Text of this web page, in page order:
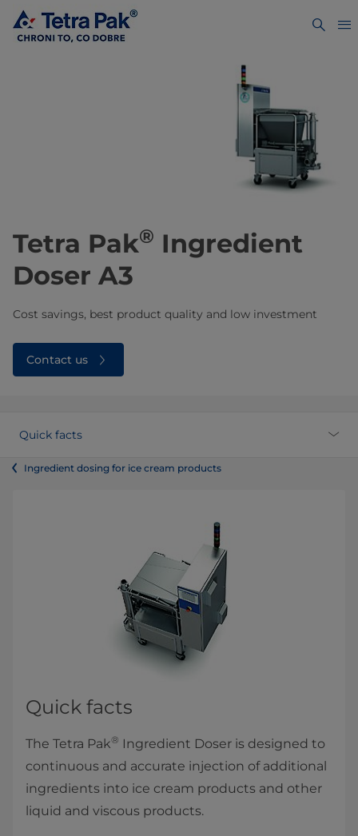
Tetra Pak® Ingredient
Doser A3
Cost savings, best product quality and low investment
Contact us
Quick facts
Ingredient dosing for ice cream products
Quick facts
The Tetra Pak® Ingredient Doser is designed to
continuous and accurate injection of additional
ingredients into ice cream products and other
liquid and viscous products.